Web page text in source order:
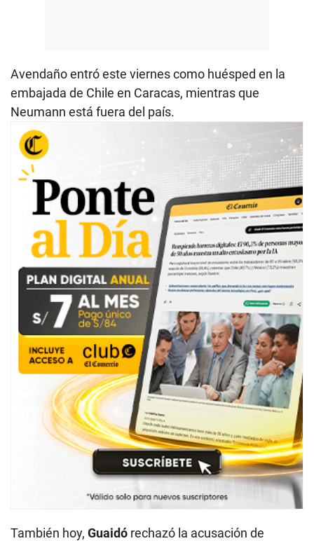
Avendaño entró este viernes como huésped en la
embajada de Chile en Caracas, mientras que
Neumann está fuera del país.
También hoy, Guaidó rechazó la acusación de